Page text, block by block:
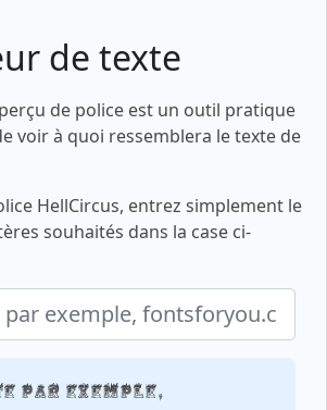
de texte
de police est un outil pratique
voir à quoi ressemblera le texte de
HellCircus, entrez simplement le
souhaités dans la case ci-
par exemple,